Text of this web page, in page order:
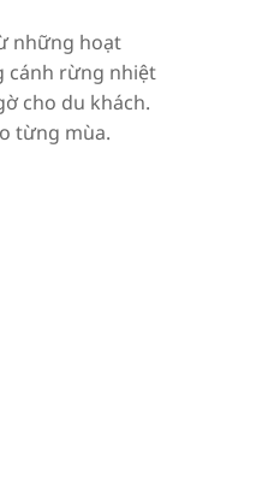
những hoạt
cánh rừng nhiệt
cho du khách.
từng mùa.